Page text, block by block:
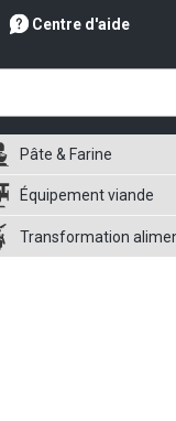
Centre d'aide
Pâte & Farine
Équipement viande